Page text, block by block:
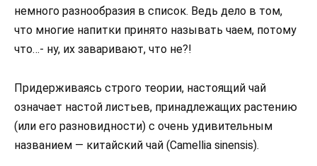
немного разнообразия в список. Ведь дело в том,
что многие напитки принято называть чаем, потому
что…- ну, их заваривают, что не?!
Придерживаясь строго теории, настоящий чай
означает настой листьев, принадлежащих растению
(или его разновидности) с очень удивительным
названием — китайский чай (Camellia sinensis).